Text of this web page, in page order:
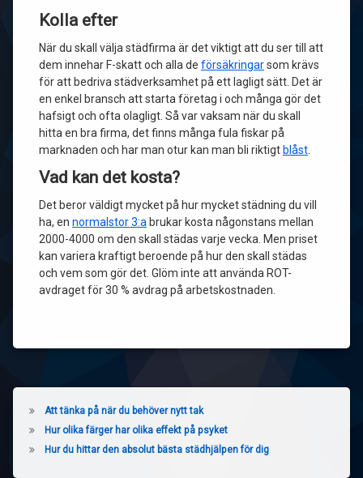
Kolla efter
När du skall välja städfirma är det viktigt att du ser till att
dem innehar F-skatt och alla de försäkringarsom krävs
för att bedriva städverksamhet på ett lagligt sätt. Det är
en enkel bransch att starta företag i och många gör det
hafsigt och ofta olagligt. Så var vaksam när du skall
hitta en bra firma, det finns många fula fiskar på
marknaden och har man otur kan man bli riktigt blåst
Vad kan det kosta?
Det beror väldigt mycket på hur mycket städning du vill
ha, en normalstor 3:a brukar kosta någonstans mellan
2000-4000 om den skall städas varje vecka. Men priset
kan variera kraftigt beroende på hur den skall städas
och vem som gör det. Glöm inte att använda ROT-
avdraget för 30 % avdrag på arbetskostnaden.
Att tänka på när du behöver nytt tak
Hur olika färger har olika effekt på psyket
Hur du hittar den absolut bästa städhjälpen för dig